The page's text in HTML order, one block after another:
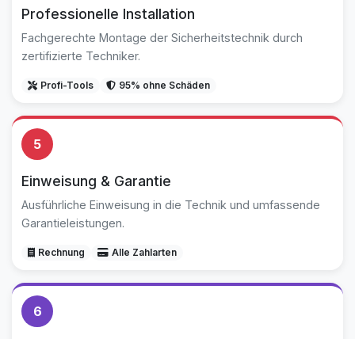
Professionelle Installation
Fachgerechte Montage der Sicherheitstechnik durch
zertifizierte Techniker.
Profi-Tools 95% ohne Schäden
5
Einweisung & Garantie
Ausführliche Einweisung in die Technik und umfassende
Garantieleistungen.
Rechnung Alle Zahlarten
6